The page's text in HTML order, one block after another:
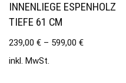
INNENLIEGE ESPENHOLZ
TIEFE 61 CM
239,00 € – 599,00 €
inkl. MwSt.